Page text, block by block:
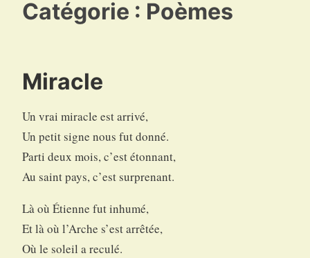
Catégorie : Poèmes
Miracle
Un vrai miracle est arrivé,
Un petit signe nous fut donné.
Parti deux mois, c’est étonnant,
Au saint pays, c’est surprenant.
Là où Étienne fut inhumé,
Et là où l’Arche s’est arrêtée,
Où le soleil a reculé.